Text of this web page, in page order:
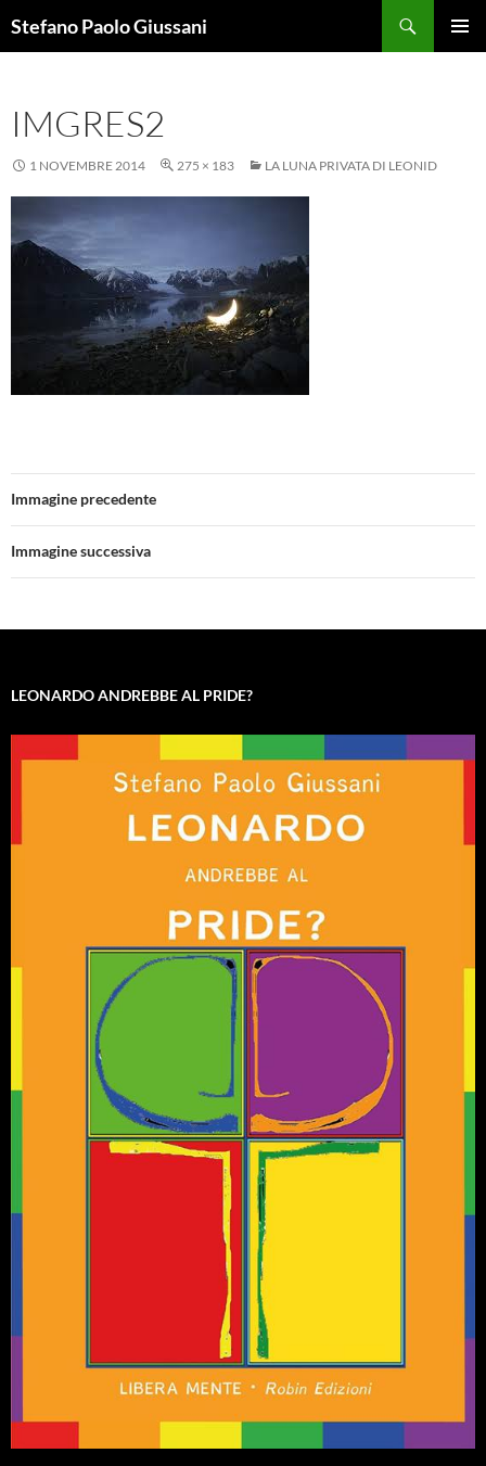
alStefano Paolo Giussani
IMGRES2
1 NOVEMBRE 2014 275 × 183 LA LUNA PRIVATA DI LEONID
Immagine precedente
Immagine successiva
LEONARDO ANDREBBE AL PRIDE?